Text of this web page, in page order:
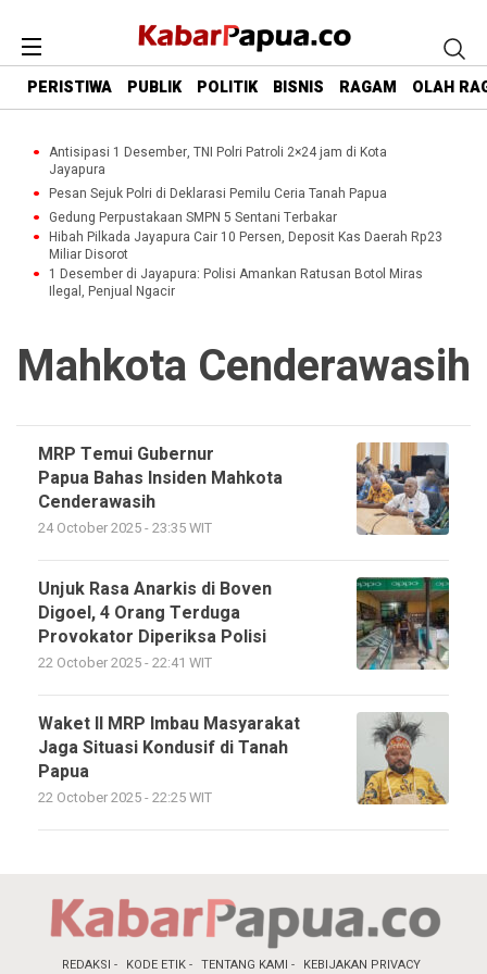
PERISTIWA PUBLIK POLITIK BISNIS RAGAM OLAH
Antisipasi 1 Desember, TNI Polri Patroli 2×24 jam di Kota
Jayapura
Pesan Sejuk Polri di Deklarasi Pemilu Ceria Tanah Papua
Gedung Perpustakaan SMPN 5 Sentani Terbakar
Hibah Pilkada Jayapura Cair 10 Persen, Deposit Kas Daerah Rp23
Miliar Disorot
1 Desember di Jayapura: Polisi Amankan Ratusan Botol Miras
Ilegal, Penjual Ngacir
Mahkota Cenderawasih
MRP Temui Gubernur
Papua Bahas Insiden Mahkota
Cenderawasih
24 October 2025 - 23:35 WIT
Unjuk Rasa Anarkis di Boven
Digoel, 4 Orang Terduga
Provokator Diperiksa Polisi
22 October 2025 - 22:41 WIT
Waket II MRP Imbau Masyarakat
Jaga Situasi Kondusif di Tanah
Papua
22 October 2025 - 22:25 WIT
REDAKSI KODE ETIK TENTANG KAMI KEBIJAKAN PRIVACY